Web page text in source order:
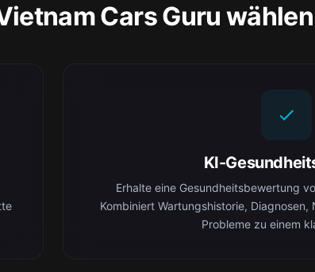
Cars Guru wählen
KI-
Erhalte eine Gesundheitsbewertung
Kombiniert Wartungshistorie,
Probleme zu einem